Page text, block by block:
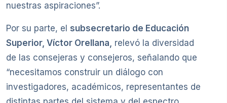
nuestras aspiraciones”.
Por su parte, el subsecretario de Educación
Superior, Víctor Orellana, relevó la diversidad
de las consejeras y consejeros, señalando que
“necesitamos construir un diálogo con
investigadores, académicos, representantes de